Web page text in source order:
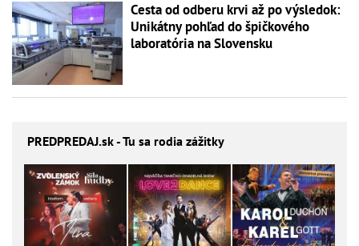
Cesta od odberu krvi až po výsledok:
Unikátny pohľad do špičkového
laboratória na Slovensku
PREDPREDAJ.sk - Tu sa rodia zážitky